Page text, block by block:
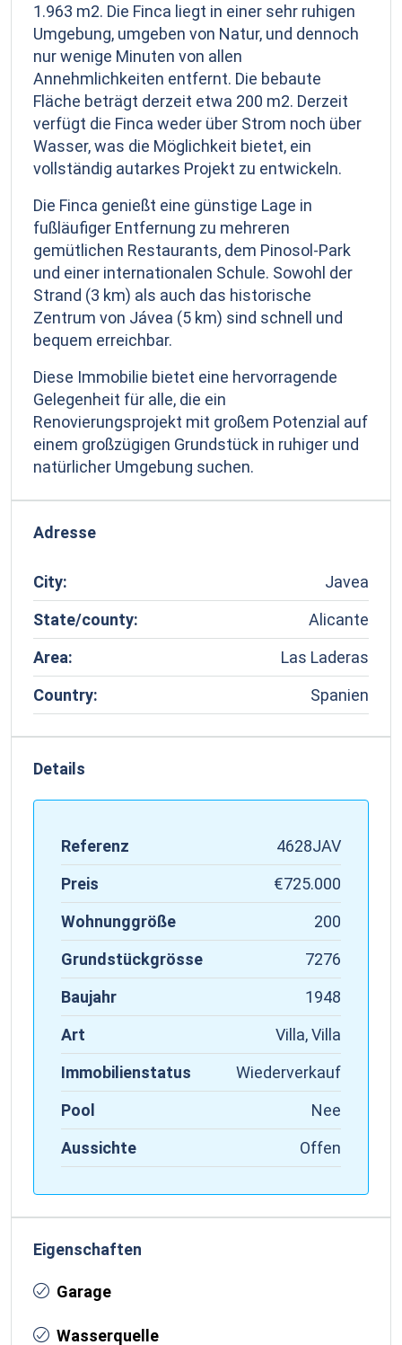
1.963 m2. Die Finca liegt in einer sehr ruhigen
Umgebung, umgeben von Natur, und dennoch
nur wenige Minuten von allen
Annehmlichkeiten entfernt. Die bebaute
Fläche beträgt derzeit etwa 200 m2. Derzeit
verfügt die Finca weder über Strom noch über
Wasser, was die Möglichkeit bietet, ein
vollständig autarkes Projekt zu entwickeln.
Die Finca genießt eine günstige Lage in
fußläufiger Entfernung zu mehreren
gemütlichen Restaurants, dem Pinosol-Park
und einer internationalen Schule. Sowohl der
Strand (3 km) als auch das historische
Zentrum von Jávea (5 km) sind schnell und
bequem erreichbar.
Diese Immobilie bietet eine hervorragende
Gelegenheit für alle, die ein
Renovierungsprojekt mit großem Potenzial auf
einem großzügigen Grundstück in ruhiger und
natürlicher Umgebung suchen.
Adresse
City:
Javea
State/county:
Alicante
Area:
Las Laderas
Country:
Spanien
Details
Referenz
4628JAV
Preis
€725.000
Wohnunggröße
200
Grundstückgrösse
7276
Baujahr
1948
Art
Villa, Villa
Immobilienstatus
Wiederverkauf
Pool
Nee
Aussichte
Offen
Eigenschaften
Garage
Wasserquelle